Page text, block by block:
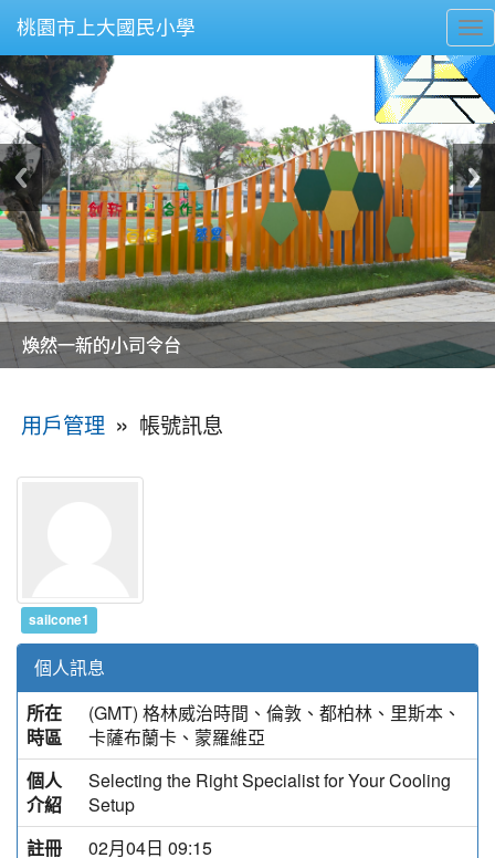
桃園市上大國民小學
美麗的操場是我們活力的來源
美麗的操場是我們活力的來源
煥然一新的小司令台
煥然一新的小司令台
富含桃園埤塘田園風光意象的中廊
富含桃園埤塘田園風光意象的中廊
嶄新的中庭廣場
嶄新的中庭廣場
水生池生生不息
水生池生生不息
用戶管理 » 帳號訊息
sailcone1
個人訊息
所在
時區
(GMT) 格林威治時間、倫敦、都柏林、里斯本、
卡薩布蘭卡、蒙羅維亞
個人
介紹
Selecting the Right Specialist for Your Cooling
Setup
註冊
02月04日 09:15